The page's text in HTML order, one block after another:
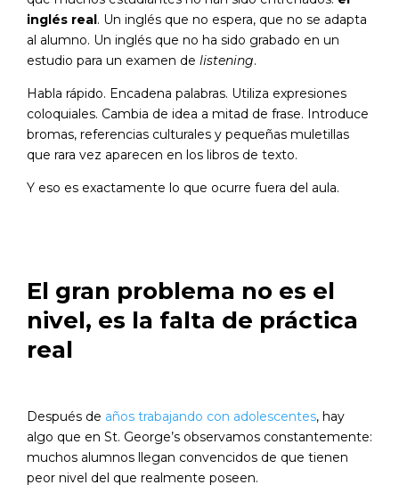
inglés real. Un inglés que no espera, que no se adapta
al alumno. Un inglés que no ha sido grabado en un
estudio para un examen de listening.
Habla rápido. Encadena palabras. Utiliza expresiones
coloquiales. Cambia de idea a mitad de frase. Introduce
bromas, referencias culturales y pequeñas muletillas
que rara vez aparecen en los libros de texto.
Y eso es exactamente lo que ocurre fuera del aula.
El gran problema no es el
nivel, es la falta de práctica
real
Después de años trabajando con adolescentes, hay
algo que en St. George’s observamos constantemente:
muchos alumnos llegan convencidos de que tienen
peor nivel del que realmente poseen.